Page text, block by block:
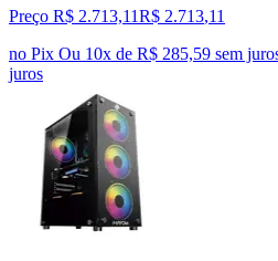
Preço R$ 2.713,11R$ 2.713,11
no Pix Ou 10x de R$ 285,59 sem
juros